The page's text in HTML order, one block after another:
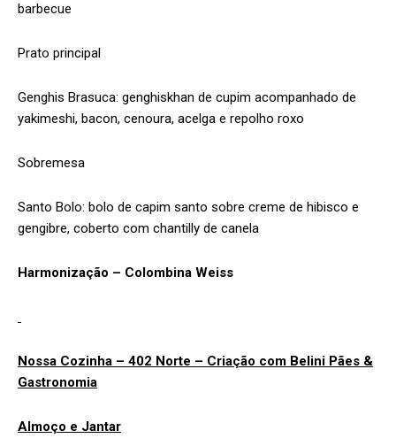
barbecue
Prato principal
Genghis Brasuca: genghiskhan de cupim acompanhado de
yakimeshi, bacon, cenoura, acelga e repolho roxo
Sobremesa
Santo Bolo: bolo de capim santo sobre creme de hibisco e
gengibre, coberto com chantilly de canela
Harmonização – Colombina Weiss
Nossa Cozinha – 402 Norte – Criação com Belini Pães &
Gastronomia
Almoço e Jantar